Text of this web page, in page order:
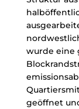
wurde eine
geöffnet